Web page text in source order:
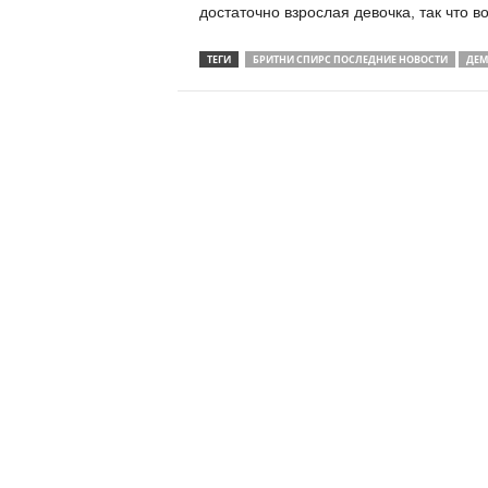
достаточно взрослая девочка, так что
ТЕГИ БРИТНИ СПИРС ПОСЛЕДНИЕ НОВОСТИ